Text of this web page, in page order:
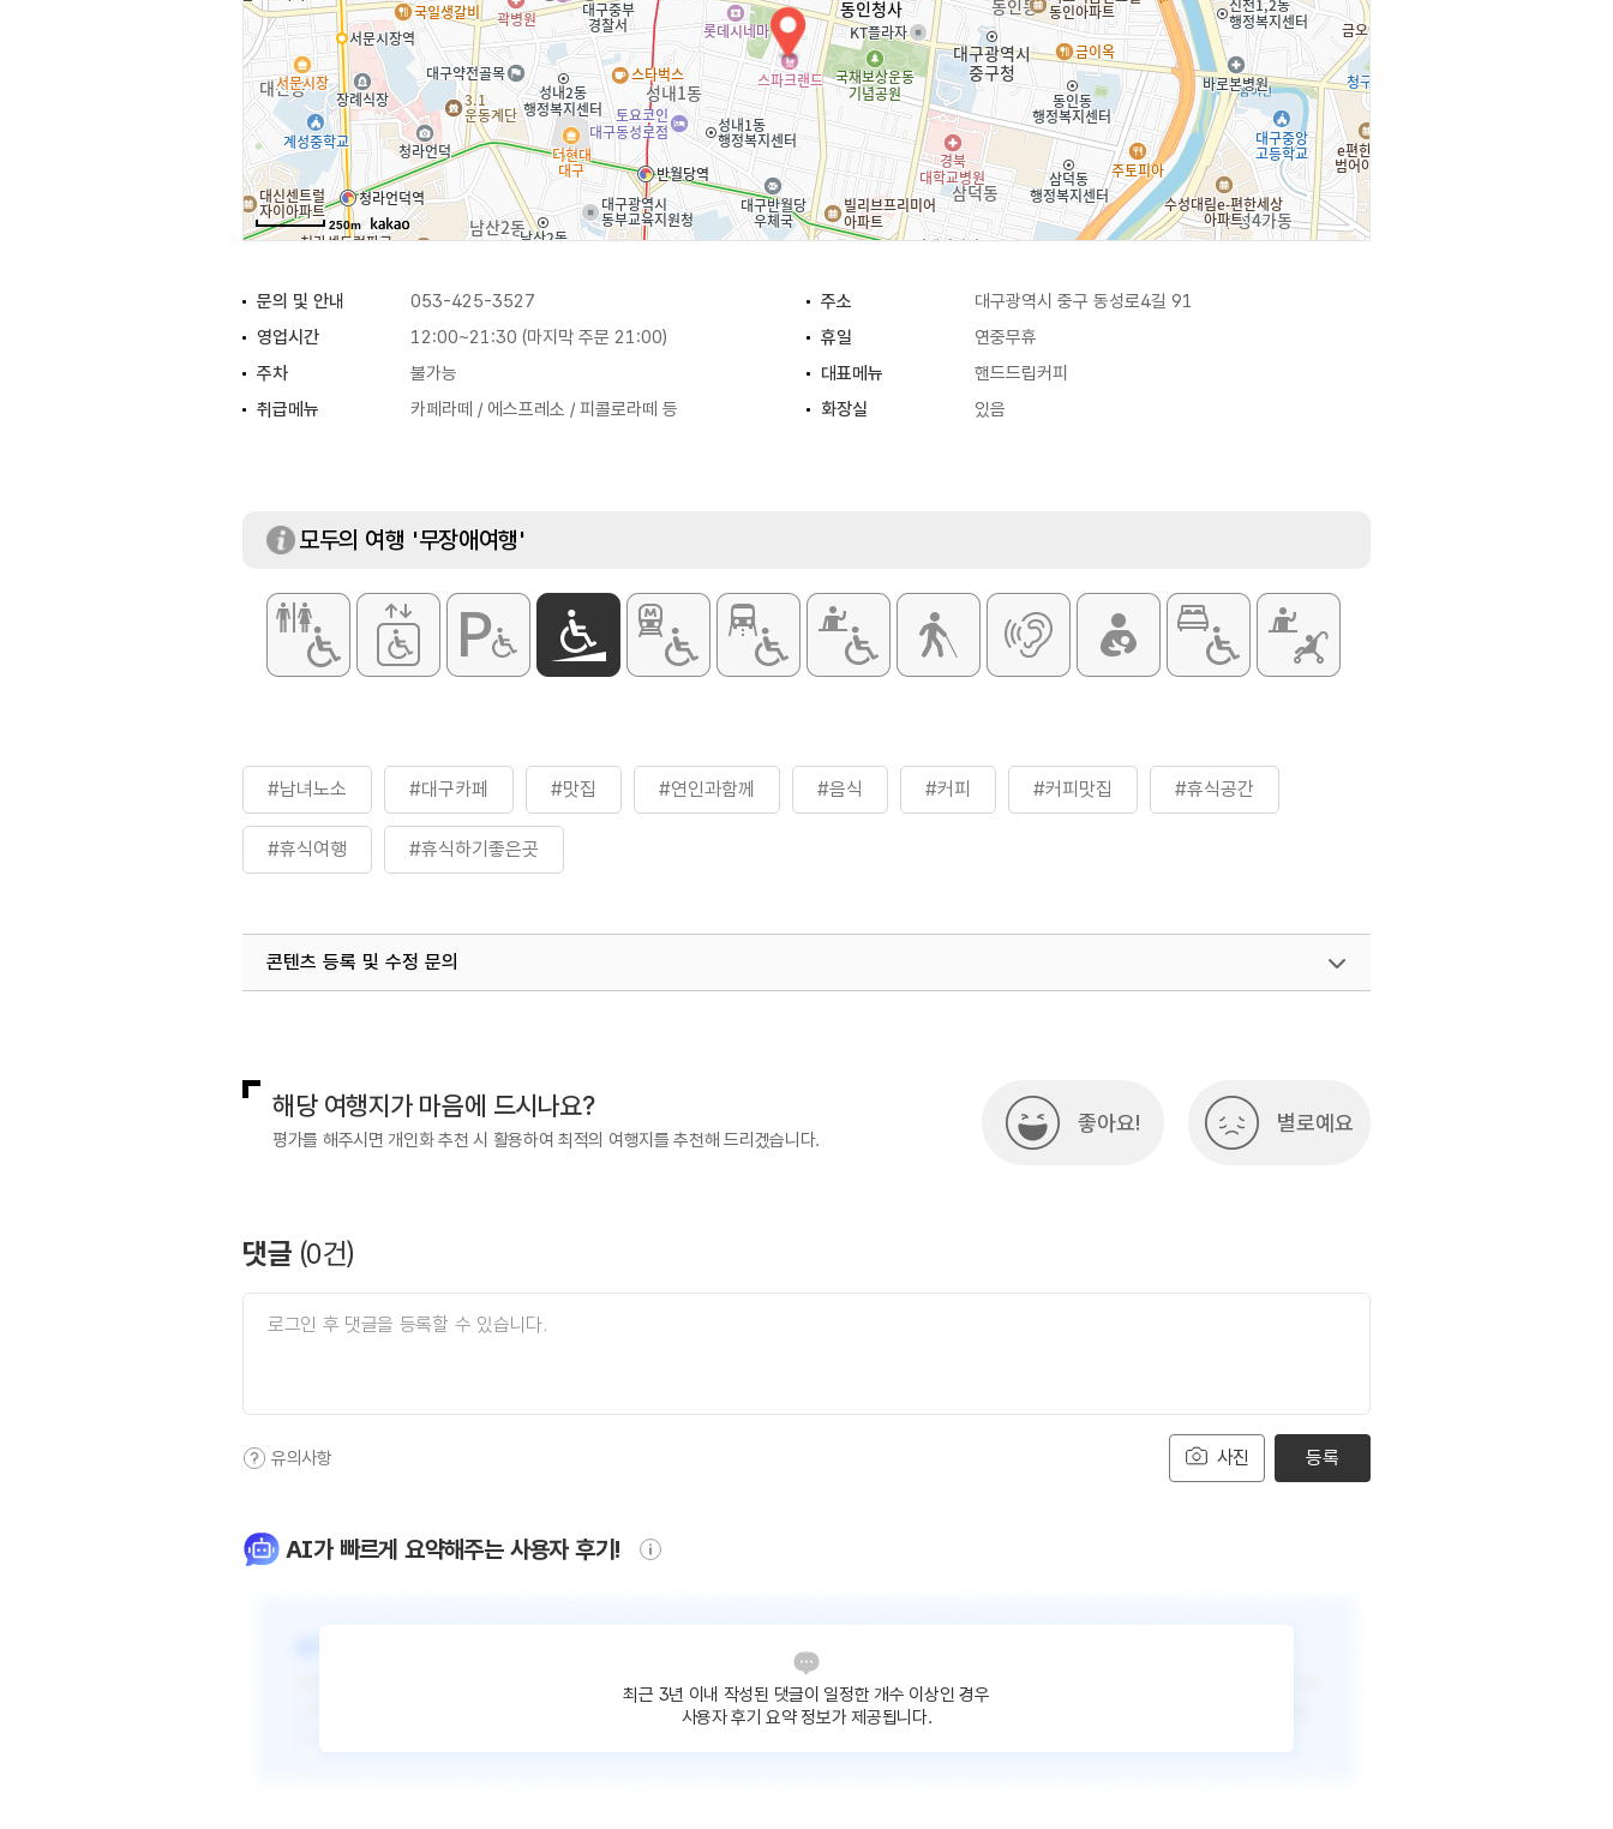
250m
문의 및 안내 053-425-3527 주소
대구광역시 중구 동성로4길 91
영업시간
12:00~21:30 (마지막 주문 21:00) 휴일
연중무휴
주차
불가능 대표메뉴
핸드드립커피
취급메뉴
카페라떼 / 에스프레소 / 피콜로라떼 등 화장실 있음
모두의 여행 '무장애여행'
#남녀노소 #대구카페 #맛집 #연인과함께 #음식 #커피 #커피맛집 #휴식공간
#휴식여행 #휴식하기좋은곳
콘텐츠 등록 및 수정 문의
해당 여행지가 마음에 드시나요?
평가를 해주시면 개인화 추천 시 활용하여 최적의 여행지를 추천해 드리겠습니다.
좋아요! 별로예요
댓글 (0건)
사진
유의사항 등록
AI가 빠르게 요약해주는 사용자 후기!
최근 3년 이내 작성된 댓글이 일정한 개수 이상인 경우
사용자 후기 요약 정보가 제공됩니다.